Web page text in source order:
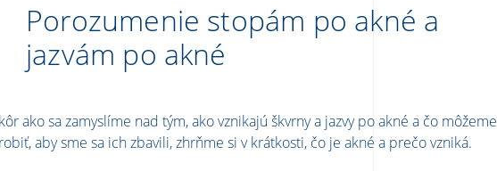
Porozumenie stopám po akné a
jazvám po akné
ako sa zamyslíme nad tým, ako vznikajú škvrny a jazvy po akné a čo môžeme
aby sme sa ich zbavili, zhrňme si v krátkosti, čo je akné a prečo vzniká.